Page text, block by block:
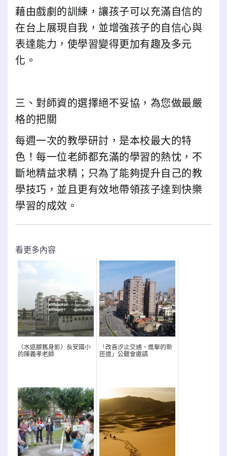
藉由戲劇的訓練，讓孩子可以充滿自信的
在台上展現自我，並增強孩子的自信心與
表達能力，使學習變得更加有趣及多元
化。
三、對師資的選擇絕不妥協，為您做最嚴
格的把關
每週一次的教學研討，是本校最大的特
色！每一位老師都充滿的學習的熱忱，不
斷地精益求精；只為了能夠提升自己的教
學技巧，並且更有效地帶領孩子達到快樂
學習的成效。
看更多內容
〈水返腳舊身影〉長安國小
的陳義孝老師
「改善汐止交通、進擊的新
匝道」公聽會邀請